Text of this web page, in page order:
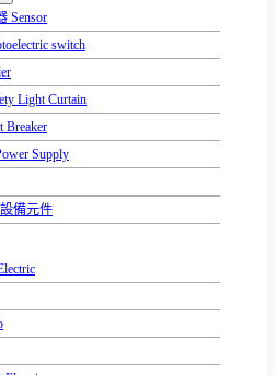
Sensor
switch
Light Curtain
Breaker
Supply
備元件